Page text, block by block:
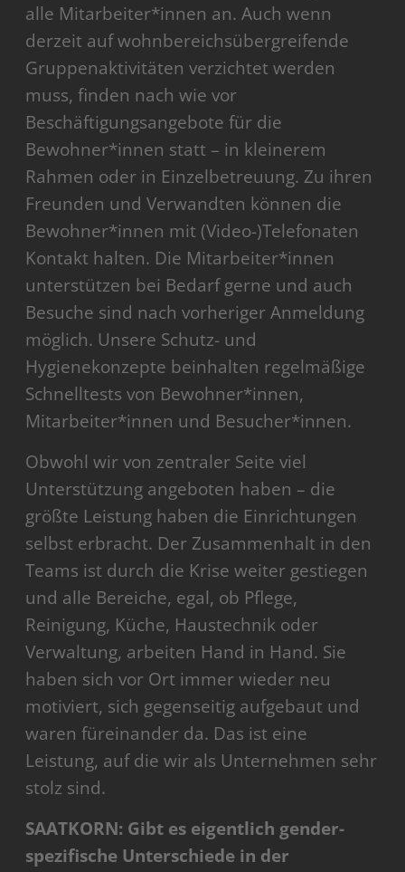
alle Mitarbeiter*innen an. Auch wenn
derzeit auf wohnbereichsübergreifende
Gruppenaktivitäten verzichtet werden
muss, finden nach wie vor
Beschäftigungsangebote für die
Bewohner*innen statt – in kleinerem
Rahmen oder in Einzelbetreuung. Zu ihren
Freunden und Verwandten können die
Bewohner*innen mit (Video-)Telefonaten
Kontakt halten. Die Mitarbeiter*innen
unterstützen bei Bedarf gerne und auch
Besuche sind nach vorheriger Anmeldung
möglich. Unsere Schutz- und
Hygienekonzepte beinhalten regelmäßige
Schnelltests von Bewohner*innen,
Mitarbeiter*innen und Besucher*innen.
Obwohl wir von zentraler Seite viel
Unterstützung angeboten haben – die
größte Leistung haben die Einrichtungen
selbst erbracht. Der Zusammenhalt in den
Teams ist durch die Krise weiter gestiegen
und alle Bereiche, egal, ob Pflege,
Reinigung, Küche, Haustechnik oder
Verwaltung, arbeiten Hand in Hand. Sie
haben sich vor Ort immer wieder neu
motiviert, sich gegenseitig aufgebaut und
waren füreinander da. Das ist eine
Leistung, auf die wir als Unternehmen sehr
stolz sind.
SAATKORN: Gibt es eigentlich gender-
spezifische Unterschiede in der